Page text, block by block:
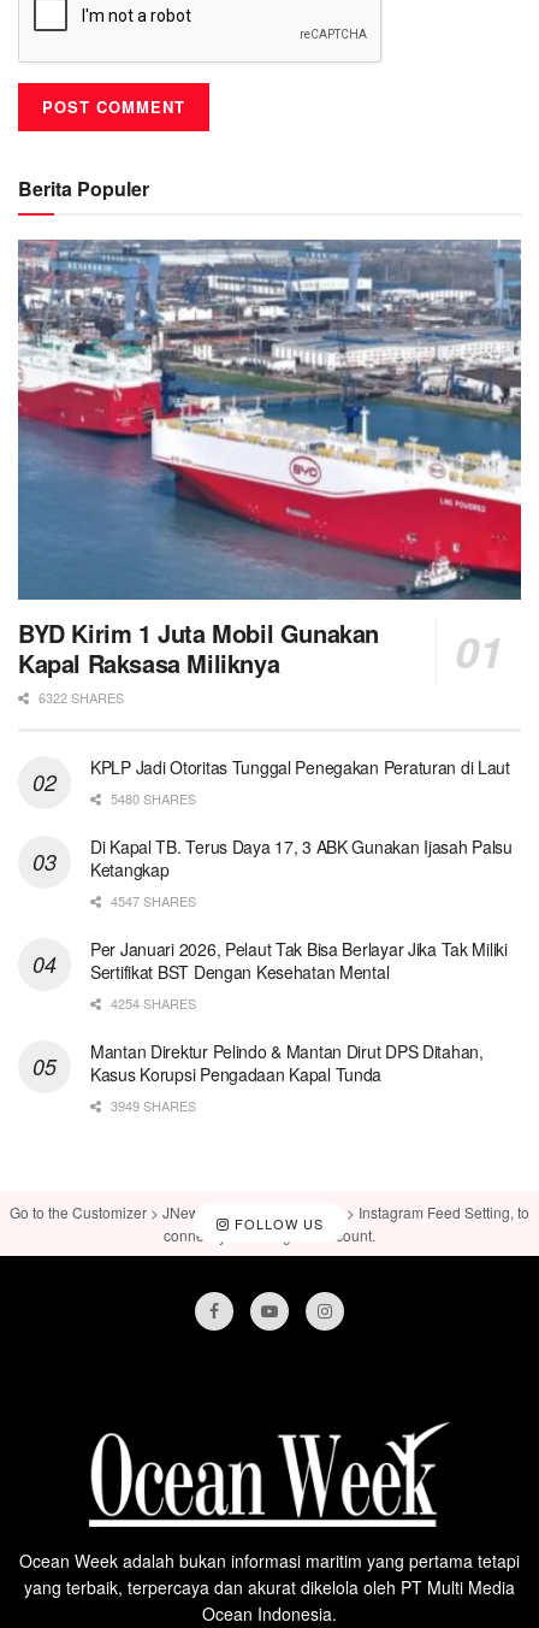
Berita Populer
BYD Kirim 1 Juta Mobil Gunakan
Kapal Raksasa Miliknya
6322 SHARES
KPLP Jadi Otoritas Tunggal Penegakan Peraturan di Laut
5480 SHARES
Di Kapal TB. Terus Daya 17, 3 ABK Gunakan Ijasah Palsu
Ketangkap
4547 SHARES
Per Januari 2026, Pelaut Tak Bisa Berlayar Jika Tak Miliki
Sertifikat BST Dengan Kesehatan Mental
4254 SHARES
Mantan Direktur Pelindo & Mantan Dirut DPS Ditahan,
Kasus Korupsi Pengadaan Kapal Tunda
3949 SHARES
FOLLOW US
Go to the Customizer > JNews : Social, Like & View > Instagram Feed Setting, to
connect your Instagram account.
Ocean Week adalah bukan informasi maritim yang pertama tetapi
yang terbaik, terpercaya dan akurat dikelola oleh PT Multi Media
Ocean Indonesia.